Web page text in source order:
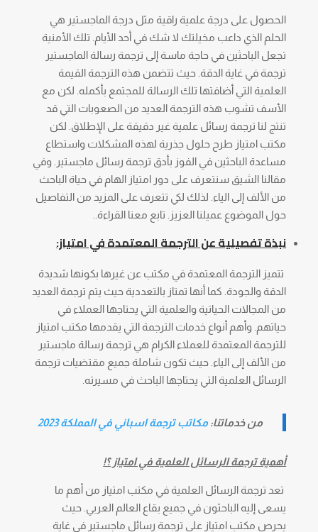
الحصول على درجة علمية راقية مثل درجة الماجستير هي
الحلم الذي داعب مخيلتك لا شك في أحد الأيام. تلك الأمنية
تجعل الباحثين في حاجة ماسة إلى ترجمة رسالة الماجستير
ترجمة في غاية الدقة. حيث تتضمن هذه الترجمة القيمة
العلمية التي أضافتها تلك الرسالة للمجتمع بأكمله. لكن مع
الأسف تشوب هذه الترجمة العديد من الصعوبات التي قد
تنتج لنا ترجمة رسائل علمية غير دقيقة على الإطلاق. لكن
مكتب امتياز طرح حلول جذرية لهذه المشكلات واستطاع
مساعدة الباحثين في الفوز بأدق ترجمة رسائل ماجستير. وفي
مقالنا الشيق سنتعرف على دور امتياز الهام في حياة الباحث
من الألف إلى الياء. لذلك لكي تتعرف على المزيد من التفاصيل
حول الموضوع عميلنا العزيز. تابع معنا القراءة..
نبذة تفصيلية عن الترجمة المعتمدة في امتياز:
تتميز الترجمة المعتمدة في مكتب عن غيرها بكونها شديدة
الدقة والجودة. كما أنها تمتاز بالتعددية حيث يتم ترجمة العديد
من المجالات الحياتية والعلمية التي يحتاجها العملاء في
حياتهم. وأهم أنواع خدمات الترجمة التي يقدمها مكتب امتياز
للترجمة المعتمدة للعملاء الكرام هي ترجمة رسالة ماجستير
من الألف إلى الياء. حيث تكون شاملة جميع مقتضيات ترجمة
الرسائل العلمية التي يحتاجها الباحث في مسيرته.
من خدماتنا:مكاتب ترجمة اسباني في المملكة 2023
أهمية ترجمة الرسائل العلمية في امتياز ؟!
تعد ترجمة الرسائل العلمية في مكتب امتياز من أهم ما
يسعى إليه الباحثون في جميع بقاع العالم العربي. حيث
يحرص مكتب امتياز على ترجمة رسائل ماجستير في غاية